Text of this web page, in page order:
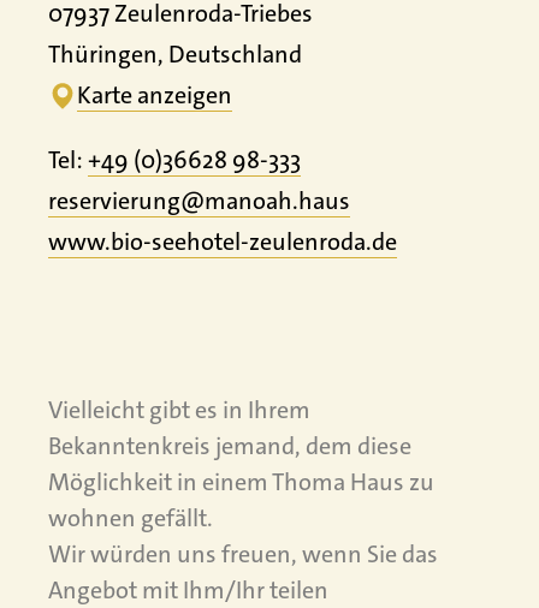
07937 Zeulenroda-Triebes
Thüringen, Deutschland
Karte anzeigen
Tel:+49 (0)36628 98-333
reservierung@manoah.haus
www.bio-seehotel-zeulenroda.de
Vielleicht gibt es in Ihrem
Bekanntenkreis jemand, dem diese
Möglichkeit in einem Thoma Haus zu
wohnen gefällt.
Wir würden uns freuen, wenn Sie das
Angebot mit Ihm/Ihr teilen